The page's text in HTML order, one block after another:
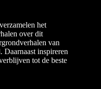
het
over dit
van
Daarnaast inspireren
tot de beste